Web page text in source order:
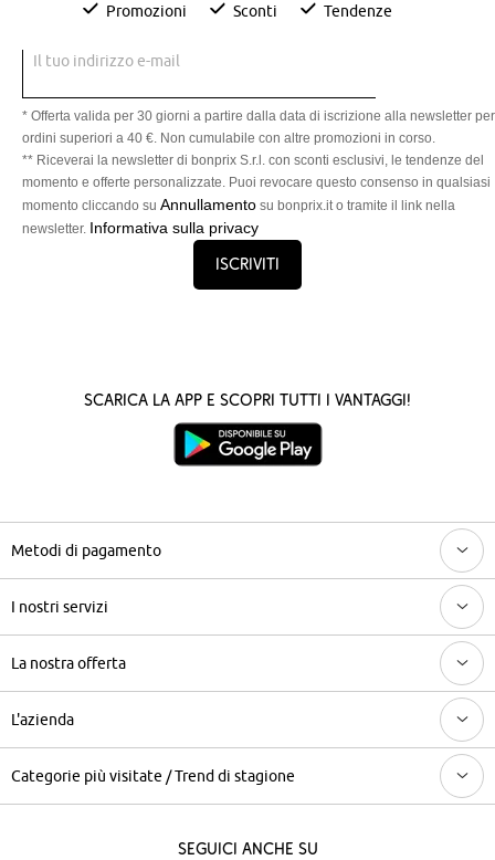
Promozioni Sconti Tendenze
Il tuo indirizzo e-mail
* Offerta valida per 30 giorni a partire dalla data di iscrizione alla newsletter per
ordini superiori a 40 €. Non cumulabile con altre promozioni in corso.
** Riceverai la newsletter di bonprix S.r.l. con sconti esclusivi, le tendenze del
momento e offerte personalizzate. Puoi revocare questo consenso in qualsiasi
momento cliccando su Annullamento su bonprix.it o tramite il link nella
newsletter. Informativa sulla privacy
Iscriviti
Scarica la App e scopri tutti i vantaggi!
Metodi di pagamento
I nostri servizi
La nostra offerta
L'azienda
Categorie più visitate / Trend di stagione
Seguici anche su